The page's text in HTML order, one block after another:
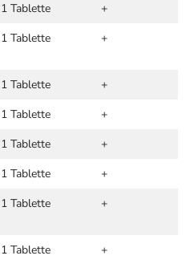
1 Tablette
+
1 Tablette +
1 Tablette
+
1 Tablette
+
1 Tablette
+
1 Tablette
+
1 Tablette +
1 Tablette +